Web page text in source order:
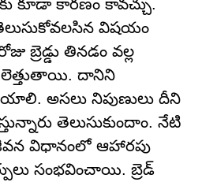
కూడా కారణం కావచ్చు.
విషయం
బ్రెడ్డు తినడం వల్ల
దానిని
అసలు నిపుణులు దీని
తెలుసుకుందాం. నేటి
విధానంలో ఆహారపు
సంభవించాయి. బ్రెడ్